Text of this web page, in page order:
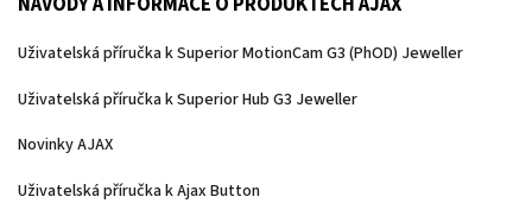
Uživatelská příručka k Superior MotionCam G3 (PhOD) Jeweller
Uživatelská příručka k Superior Hub G3 Jeweller
Novinky AJAX
Uživatelská příručka k Ajax Button